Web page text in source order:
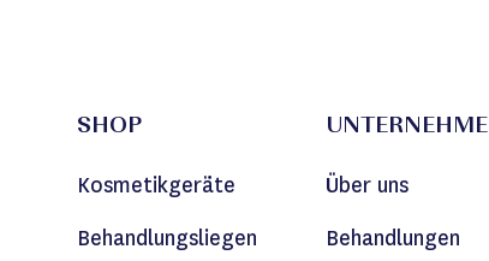
SHOP
Kosmetikgeräte
Behandlungsliegen
Über uns
Behandlungen